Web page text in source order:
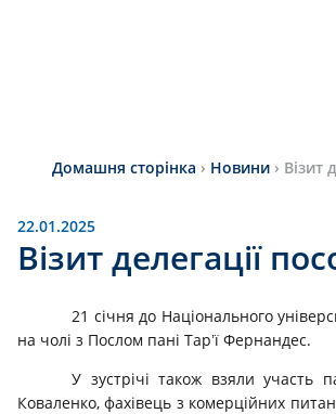
Домашня сторінка › Новини › Візит
22.01.2025
Візит делегації
21 січня до Національного
на чолі з Послом пані Тарʼї Фернандес.
У зустрічі також взяли участь
Коваленко, фахівець з комерційних